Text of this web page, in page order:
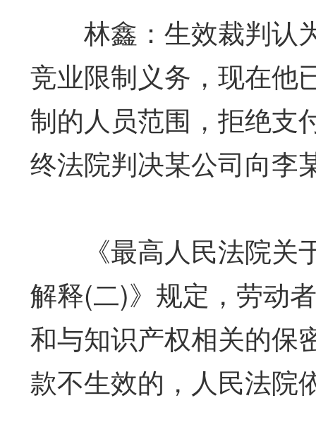
林鑫：生效裁判认
竞业限制义务，现在他
制的人员范围，拒绝支
终法院判决某公司向李
《最高人民法院关
解释(二)》规定，劳动
和与知识产权相关的保
款不生效的，人民法院